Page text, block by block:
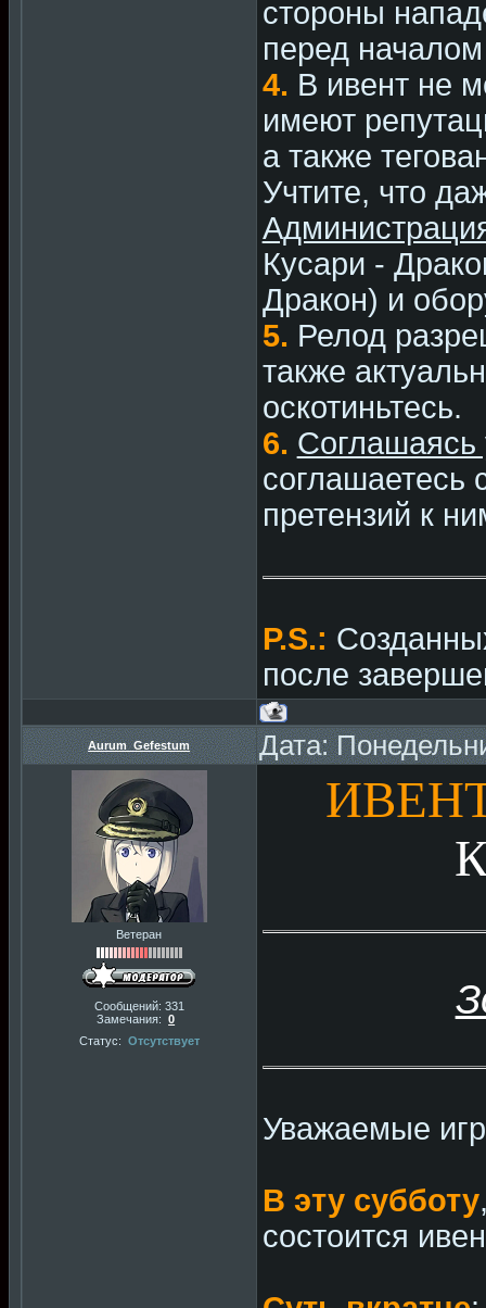
стороны
перед
4. В ивент не
имеют
а также
Учтите, что
Кусари -
Дракон) и
5. Релод
также
оскотиньтесь.
6. Соглашаясь
соглашаетесь
претензий к
P.S.:
после
Aurum_Gefestum Дата:
Ветеран
Сообщений: 331
Замечания:0
Статус: Отсутствует
Уважаемые
В эту субботу
состоится